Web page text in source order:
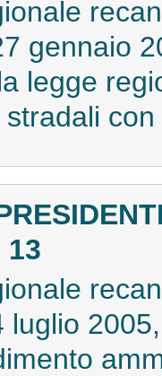
gennaio
legge
13
luglio